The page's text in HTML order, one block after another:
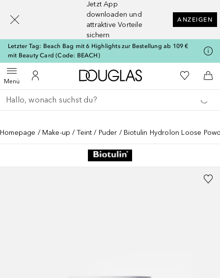
Jetzt App
downloaden und
attraktive Vorteile
sichern
ANZEIGEN
Letzter Tag: Beach Bag mit 6 Highlights zur Bestellung ab 109 €
mit Beauty Card (Code: BEACH)
MenüMenü öffnenZu Meinem Kundenkonto
Zur Douglas Startseite
Zu Meiner
Gehe zurück
Suche ausführen
Homepage Make-up Teint Puder Biotulin Hydrolon Loose
[navigation.slideout.screenreader]